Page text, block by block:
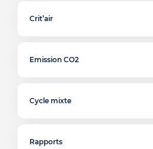
Crit’air
Emission CO2
Cycle mixte
Rapports